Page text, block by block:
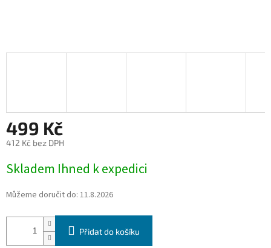
499 Kč
412 Kč bez DPH
cena:
Skladem Ihned k expedici
Můžeme doručit do: 11.8.2026
Přidat do košíku